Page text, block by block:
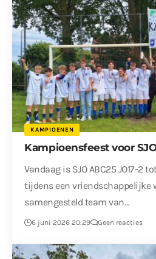
KAMPIOENEN
Kampioensfeest voor
Vandaag is SJO ABC25 JO17-2
tijdens een vriendschappelijke
samengesteld team van…
6 juni 2026 20:29 Geen reacties